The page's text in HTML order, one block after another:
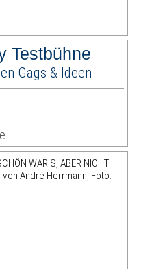
Testbühne
Gags & Ideen